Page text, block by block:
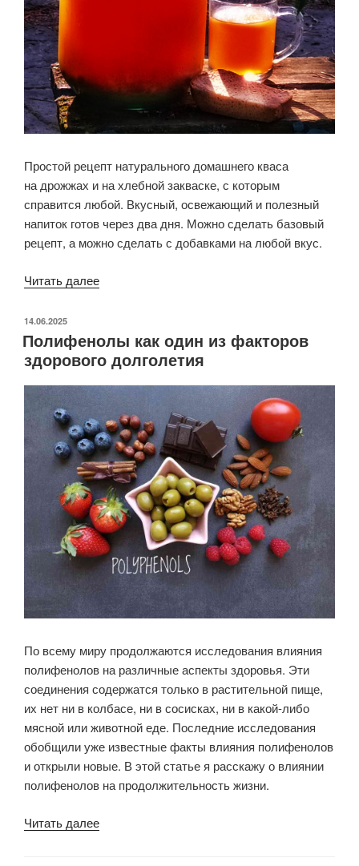
Простой рецепт натурального домашнего кваса
на дрожжах и на хлебной закваске, с которым
справится любой. Вкусный, освежающий и полезный
напиток готов через два дня. Можно сделать базовый
рецепт, а можно сделать с добавками на любой вкус.
Читать далее«Домашний
ОПУБЛИКОВАНО
14.06.2025
Полифенолы как один из факторов
здорового долголетия
По всему миру продолжаются исследования влияния
полифенолов на различные аспекты здоровья. Эти
соединения содержатся только в растительной пище,
их нет ни в колбасе, ни в сосисках, ни в какой-либо
мясной или животной еде. Последние исследования
обобщили уже известные факты влияния полифенолов
и открыли новые. В этой статье я расскажу о влиянии
полифенолов на продолжительность жизни.
Читать далее«Полифенолы